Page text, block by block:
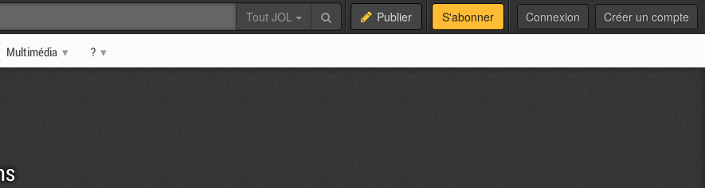
Tout JOL Publier S'abonner Connexion Créer un compte
Multimédia ?